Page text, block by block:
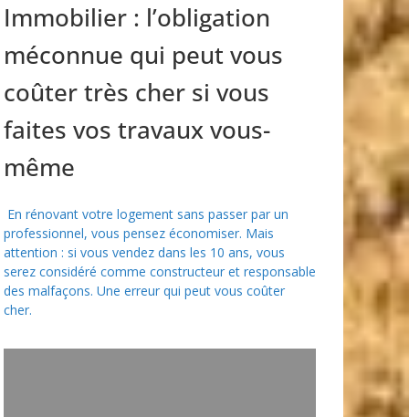
Immobilier : l’obligation
méconnue qui peut vous
coûter très cher si vous
faites vos travaux vous-
même
En rénovant votre logement sans passer par un
professionnel, vous pensez économiser. Mais
attention : si vous vendez dans les 10 ans, vous
serez considéré comme constructeur et responsable
des malfaçons. Une erreur qui peut vous coûter
cher.